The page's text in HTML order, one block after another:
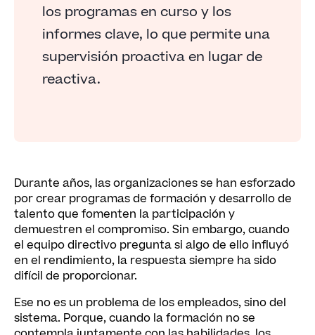
los programas en curso y los
informes clave, lo que permite una
supervisión proactiva en lugar de
reactiva.
Durante años, las organizaciones se han esforzado
por crear programas de formación y desarrollo de
talento que fomenten la participación y
demuestren el compromiso. Sin embargo, cuando
el equipo directivo pregunta si algo de ello influyó
en el rendimiento, la respuesta siempre ha sido
difícil de proporcionar.
Ese no es un problema de los empleados, sino del
sistema. Porque, cuando la formación no se